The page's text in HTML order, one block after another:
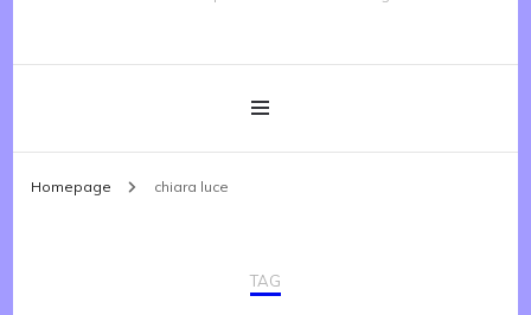
Homepage chiara luce
TAG